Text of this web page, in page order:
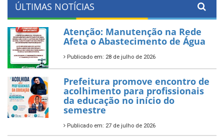
ÚLTIMAS NOTÍCIAS
Atenção: Manutenção na Rede
Afeta o Abastecimento de Água
Publicado em: 28 de julho de 2026
Prefeitura promove encontro de
acolhimento para profissionais
da educação no início do
semestre
Publicado em: 27 de julho de 2026